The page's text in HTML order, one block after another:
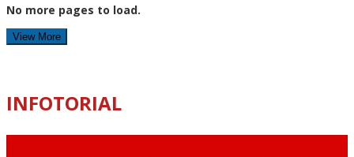
No more pages to load.
View More
INFOTORIAL